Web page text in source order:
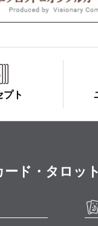
プト
ード・タロッ